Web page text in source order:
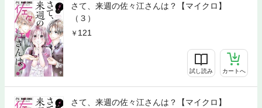
さて、来週の佐々江さんは？【マイクロ】
（３）
121
試し読み カートへ
さて、来週の佐々江さんは？【マイクロ】